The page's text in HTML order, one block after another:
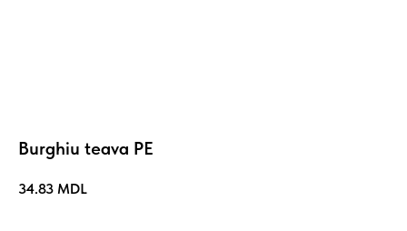
Burghiu teava PE
34.83 MDL